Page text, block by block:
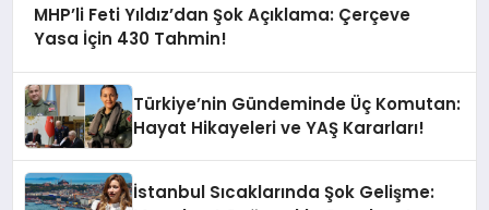
MHP’li Feti Yıldız’dan Şok Açıklama: Çerçeve
Yasa İçin 430 Tahmin!
Türkiye’nin Gündeminde Üç Komutan:
Hayat Hikayeleri ve YAŞ Kararları!
İstanbul Sıcaklarında Şok Gelişme: